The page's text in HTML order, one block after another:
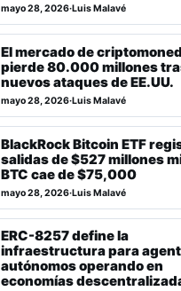
mayo 28, 2026·Luis Malavé
El mercado de
pierde 80.000 millones
nuevos ataques de EE.UU.
mayo 28, 2026·Luis Malavé
BlackRock Bitcoin ETF
salidas de $527 millones
BTC cae de $75,000
mayo 28, 2026·Luis Malavé
ERC-8257 define la
infraestructura para
autónomos operando en
economías